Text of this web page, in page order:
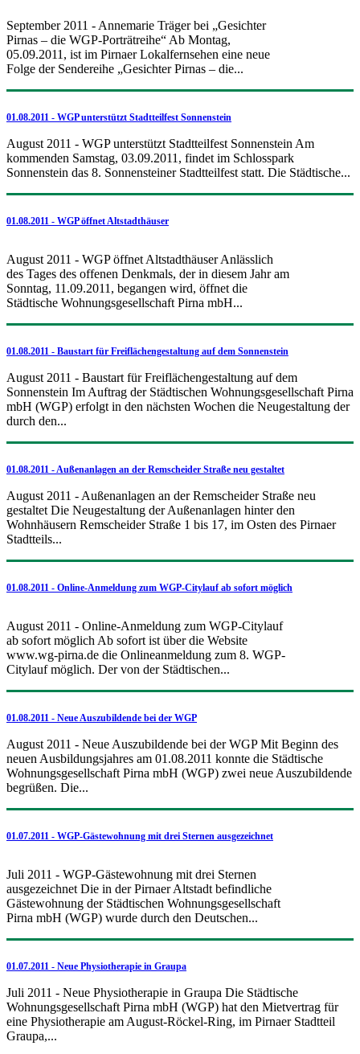
September 2011 - Annemarie Träger bei „Gesichter
Pirnas – die WGP-Porträtreihe“ Ab Montag,
05.09.2011, ist im Pirnaer Lokalfernsehen eine neue
Folge der Sendereihe „Gesichter Pirnas – die...
01.08.2011 - WGP unterstützt Stadtteilfest Sonnenstein
August 2011 - WGP unterstützt Stadtteilfest Sonnenstein Am
kommenden Samstag, 03.09.2011, findet im Schlosspark
Sonnenstein das 8. Sonnensteiner Stadtteilfest statt. Die Städtische...
01.08.2011 - WGP öffnet Altstadthäuser
August 2011 - WGP öffnet Altstadthäuser Anlässlich
des Tages des offenen Denkmals, der in diesem Jahr am
Sonntag, 11.09.2011, begangen wird, öffnet die
Städtische Wohnungsgesellschaft Pirna mbH...
01.08.2011 - Baustart für Freiflächengestaltung auf dem Sonnenstein
August 2011 - Baustart für Freiflächengestaltung auf dem
Sonnenstein Im Auftrag der Städtischen Wohnungsgesellschaft Pirna
mbH (WGP) erfolgt in den nächsten Wochen die Neugestaltung der
durch den...
01.08.2011 - Außenanlagen an der Remscheider Straße neu gestaltet
August 2011 - Außenanlagen an der Remscheider Straße neu
gestaltet Die Neugestaltung der Außenanlagen hinter den
Wohnhäusern Remscheider Straße 1 bis 17, im Osten des Pirnaer
Stadtteils...
01.08.2011 - Online-Anmeldung zum WGP-Citylauf ab sofort möglich
August 2011 - Online-Anmeldung zum WGP-Citylauf
ab sofort möglich Ab sofort ist über die Website
www.wg-pirna.de die Onlineanmeldung zum 8. WGP-
Citylauf möglich. Der von der Städtischen...
01.08.2011 - Neue Auszubildende bei der WGP
August 2011 - Neue Auszubildende bei der WGP Mit Beginn des
neuen Ausbildungsjahres am 01.08.2011 konnte die Städtische
Wohnungsgesellschaft Pirna mbH (WGP) zwei neue Auszubildende
begrüßen. Die...
01.07.2011 - WGP-Gästewohnung mit drei Sternen ausgezeichnet
Juli 2011 - WGP-Gästewohnung mit drei Sternen
ausgezeichnet Die in der Pirnaer Altstadt befindliche
Gästewohnung der Städtischen Wohnungsgesellschaft
Pirna mbH (WGP) wurde durch den Deutschen...
01.07.2011 - Neue Physiotherapie in Graupa
Juli 2011 - Neue Physiotherapie in Graupa Die Städtische
Wohnungsgesellschaft Pirna mbH (WGP) hat den Mietvertrag für
eine Physiotherapie am August-Röckel-Ring, im Pirnaer Stadtteil
Graupa,...